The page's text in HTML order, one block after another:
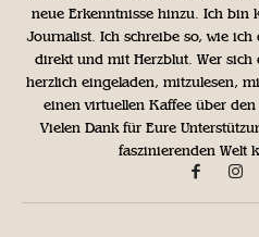
neue Erkenntnisse hinzu. Ich bin
Journalist. Ich schreibe so, wie
direkt und mit Herzblut. Wer
herzlich eingeladen, mitzulesen,
einen virtuellen Kaffee über den
Vielen Dank für Eure
faszinierenden Welt